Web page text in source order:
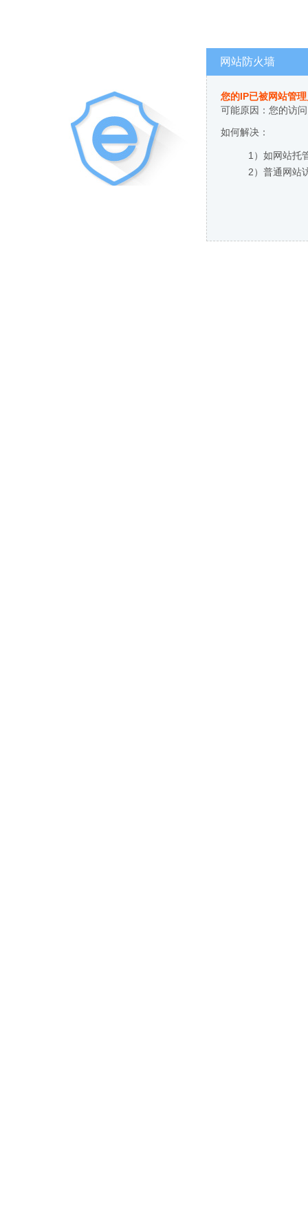
网站防火墙
您的IP已被网站管
可能原因：您的访
如何解决：
1）如网站托
2）普通网站